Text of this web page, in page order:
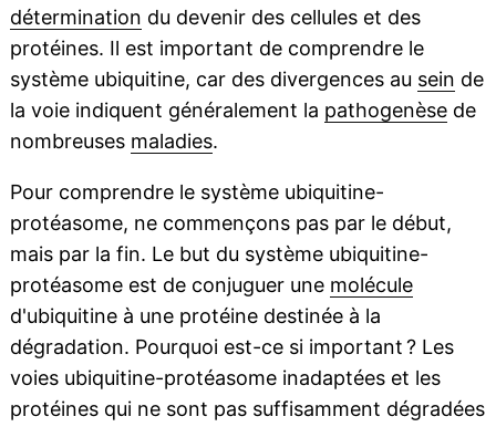
détermination du devenir des cellules et des
protéines. Il est important de comprendre le
système ubiquitine, car des divergences au sein de
la voie indiquent généralement la pathogenèsede
nombreuses maladies.
Pour comprendre le système ubiquitine-
protéasome, ne commençons pas par le début,
mais par la fin. Le but du système ubiquitine-
protéasome est de conjuguer une molécule
d'ubiquitine à une protéine destinée à la
dégradation. Pourquoi est-ce si important ? Les
voies ubiquitine-protéasome inadaptées et les
protéines qui ne sont pas suffisamment dégradées